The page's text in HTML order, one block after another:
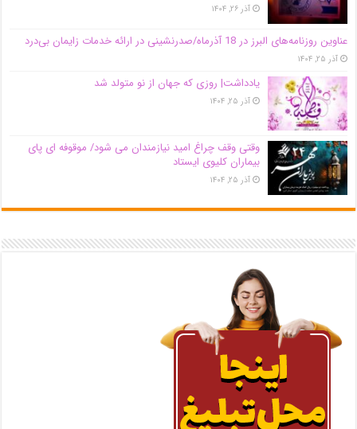
آذر ۲۶, ۱۴۰۴
عناوین روزنامه‌های البرز در ‌18 آذرماه/صدرنشینی در ارائه خدمات زایمان بی‌درد
آذر ۲۵, ۱۴۰۴
یادداشت| روزی که جهان از نو متولد شد
آذر ۲۵, ۱۴۰۴
وقتی وقف چراغ امید نیازمندان می شود/ موقوفه ای پای
بیماران کلیوی ایستاد
آذر ۲۵, ۱۴۰۴